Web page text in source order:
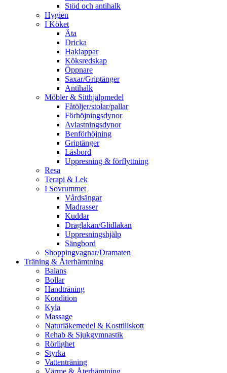
Stöd och antihalk
Hygien
I Köket
Äta
Dricka
Haklappar
Köksredskap
Öppnare
Saxar/Griptänger
Antihalk
Möbler & Sitthjälpmedel
Fåtöljer/stolar/pallar
Förhöjningsdynor
Avlastningsdynor
Benförhöjning
Griptänger
Läsbord
Uppresning & förflyttning
Resa
Terapi & Lek
I Sovrummet
Vårdsängar
Madrasser
Kuddar
Draglakan/Glidlakan
Uppresningshjälp
Sängbord
Shoppingvagnar/Dramaten
Träning & Återhämtning
Balans
Bollar
Handträning
Kondition
Kyla
Massage
Naturläkemedel & Kosttillskott
Rehab & Sjukgymnastik
Rörlighet
Styrka
Vattenträning
Värme & Återhämtning